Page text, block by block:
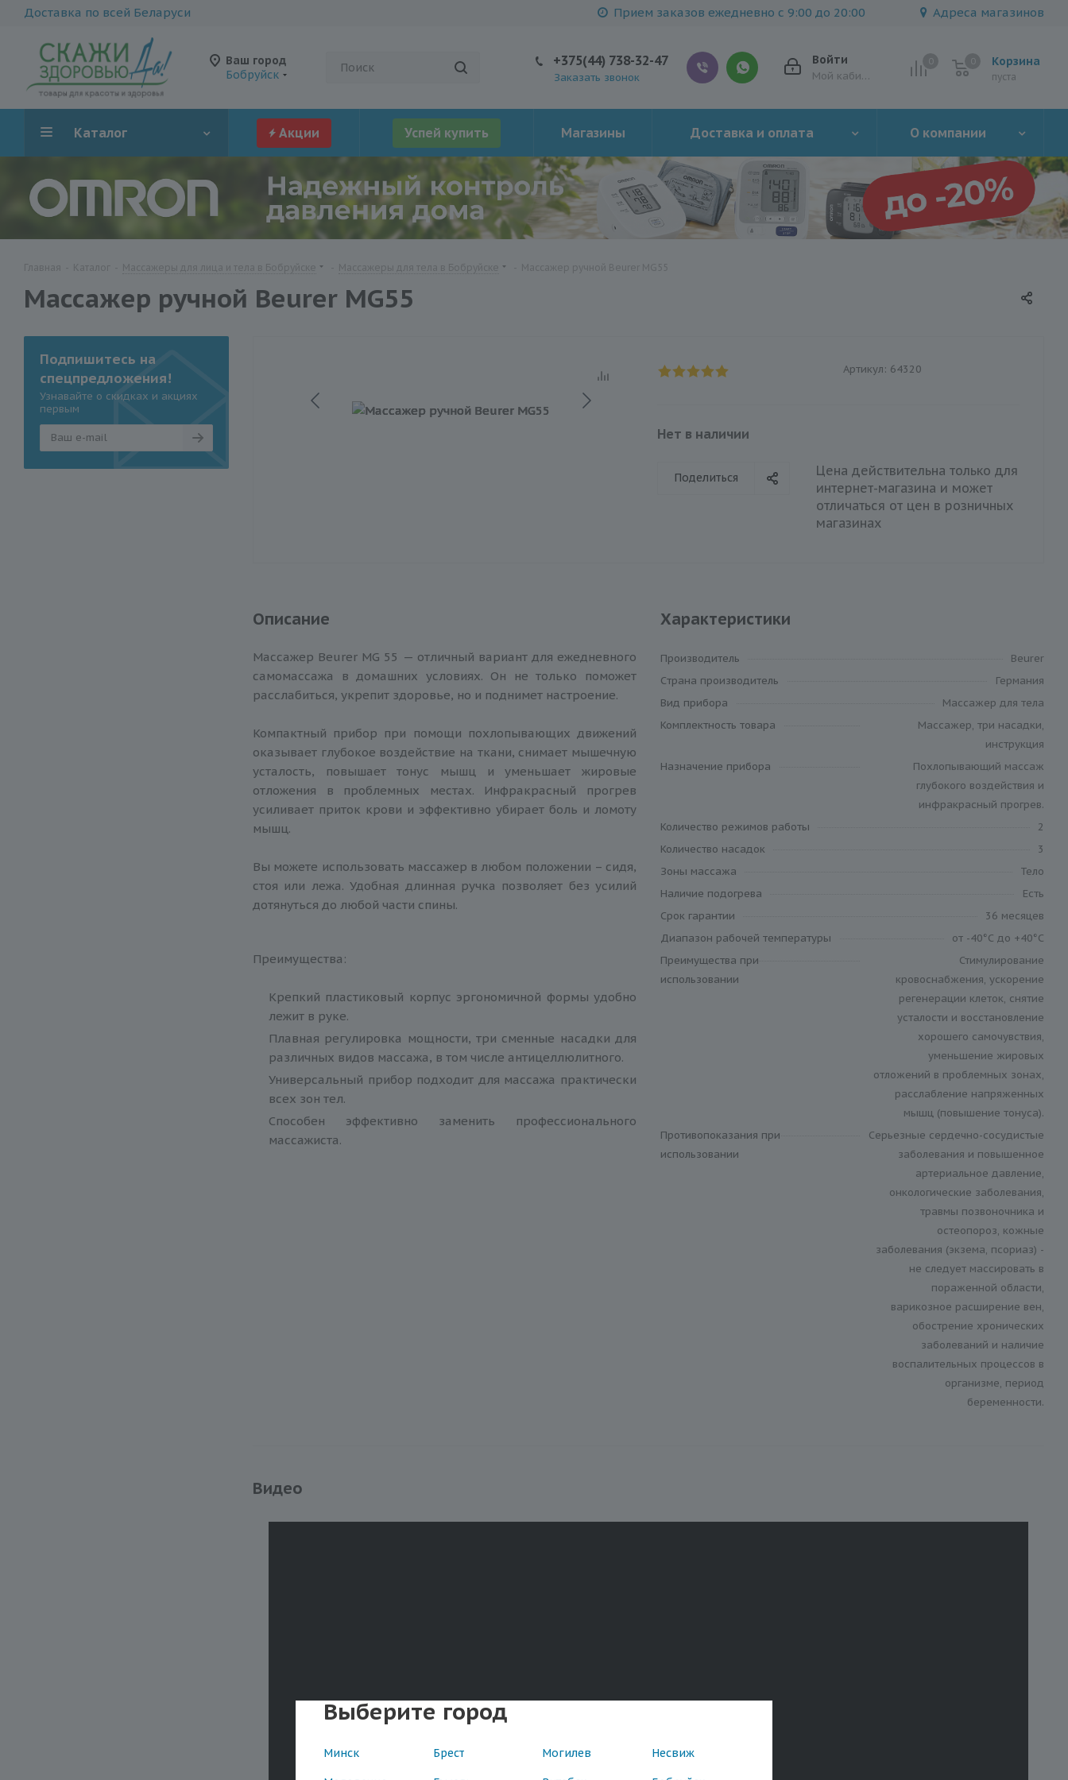
Выберите город
Минск Брест Могилев Несвиж
Доставка по всей Беларуси Прием заказов ежедневно с 9:00 до 20:00 Адреса магазинов
Ваш город
Бобруйск
Корзина
пуста
Войти
Мой кабинет
+375(44) 738-32-47
Заказать звонок
Каталог Акции Успей купить Магазины Доставка и оплата О компании
Массажер ручной Beurer MG55
Артикул: 64320
Нет в наличии
Поделиться
Цена действительна только для
интернет-магазина и может
отличаться от цен в розничных
магазинах
Описание
Массажер Beurer MG 55 — отличный вариант для ежедневного
самомассажа в домашних условиях. Он не только поможет
расслабиться, укрепит здоровье, но и поднимет настроение.
Компактный прибор при помощи похлопывающих движений
оказывает глубокое воздействие на ткани, снимает мышечную
усталость, повышает тонус мышц и уменьшает жировые
отложения в проблемных местах. Инфракрасный прогрев
усиливает приток крови и эффективно убирает боль и ломоту
мышц.
Вы можете использовать массажер в любом положении – сидя,
стоя или лежа. Удобная длинная ручка позволяет без усилий
дотянуться до любой части спины.
Преимущества:
Крепкий пластиковый корпус эргономичной формы удобно
лежит в руке.
Плавная регулировка мощности, три сменные насадки для
различных видов массажа, в том числе антицеллюлитного.
Универсальный прибор подходит для массажа практически
всех зон тел.
Способен эффективно заменить профессионального
массажиста.
Характеристики
Производитель
Beurer
Cтрана производитель
Германия
Вид прибора
Массажер для тела
Комплектность товара
Массажер, три насадки,
инструкция
Назначение прибора
Похлопывающий массаж
глубокого воздействия и
инфракрасный прогрев.
Количество режимов работы
2
Количество насадок
3
Зоны массажа
Тело
Наличие подогрева
Есть
Срок гарантии
36 месяцев
Диапазон рабочей температуры
от -40°С до +40°С
Преимущества при
использовании
Стимулирование
кровоснабжения, ускорение
регенерации клеток, снятие
усталости и восстановление
хорошего самочувствия,
уменьшение жировых
отложений в проблемных зонах,
расслабление напряженных
мышц (повышение тонуса).
Противопоказания при
использовании
Серьезные сердечно-сосудистые
заболевания и повышенное
артериальное давление,
онкологические заболевания,
травмы позвоночника и
остеопороз, кожные
заболевания (экзема, псориаз) -
не следует массировать в
пораженной области,
варикозное расширение вен,
обострение хронических
заболеваний и наличие
воспалительных процессов в
организме, период
беременности.
Видео
Подпишитесь на
спецпредложения!
Узнавайте о скидках и акциях
первым